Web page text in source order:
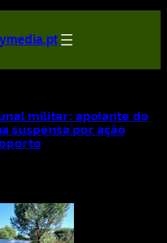
militar: apoiante do
suspensa por ação